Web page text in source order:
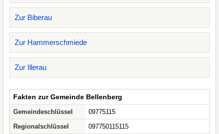
Zur Biberau
Zur Hammerschmiede
Zur Illerau
Fakten zur Gemeinde Bellenberg
Gemeindeschlüssel
09775115
Regionalschlüssel
097750115115